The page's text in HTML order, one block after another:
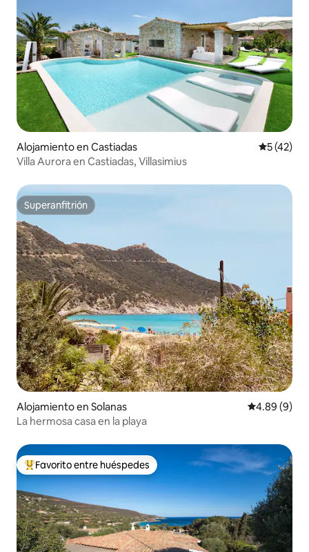
Alojamiento en Castiadas
5 (42)
Villa Aurora en Castiadas, Villasimius
Superanfitrión
Superanfitrión
Alojamiento en Solanas Calificación
4.89 (9)
La hermosa casa en la playa
Favorito entre huéspedes preferido
Favorito entre huéspedes